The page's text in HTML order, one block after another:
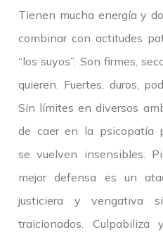
Tienen mucha energía y
combinar con actitudes
“los suyos”. Son firmes,
quieren. Fuertes, duros,
Sin límites en diversos
de caer en la psicopatía
se vuelven insensibles.
mejor defensa es un
justiciera y vengativa
traicionados. Culpabiliza